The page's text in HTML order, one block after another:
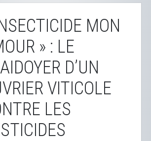
MON
» : LE
D’UN
VITICOLE
LES